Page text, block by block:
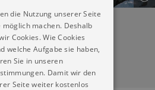
leben
die Nutzung unserer Seite
möglich machen. Deshalb
Cookies. Wie Cookies
welche Aufgabe sie haben,
Sie in unseren
Damit wir den
Seite weiter kostenlos